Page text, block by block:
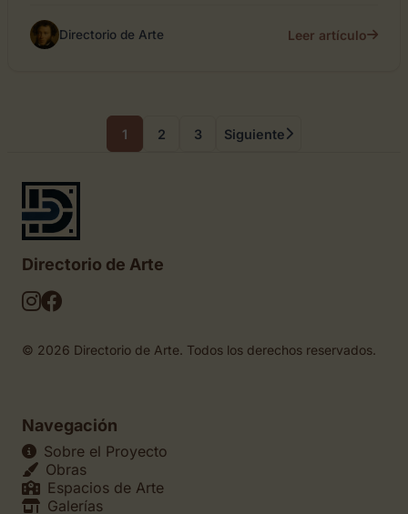
Directorio de Arte Leer artículo
1 2 3 Siguiente
Directorio de Arte
© 2026 Directorio de Arte. Todos los derechos reservados.
Navegación
Sobre el Proyecto
Obras
Espacios de Arte
Galerías